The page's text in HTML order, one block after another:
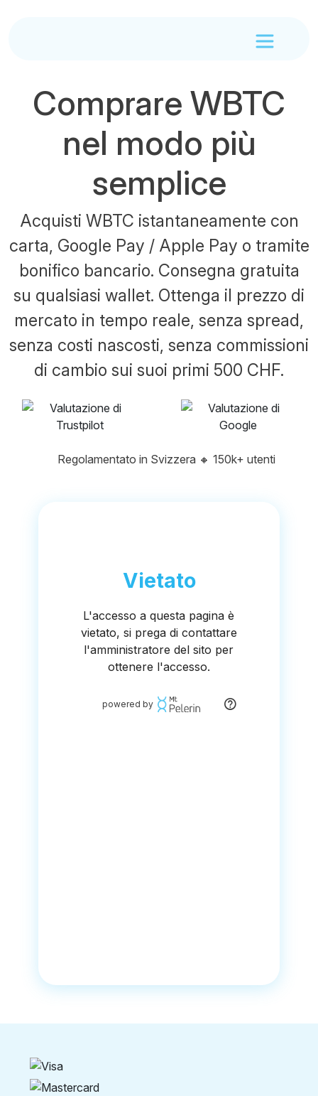
Comprare WBTC
nel modo più
semplice
Acquisti WBTC istantaneamente con
carta, Google Pay / Apple Pay o tramite
bonifico bancario. Consegna gratuita
su qualsiasi wallet. Ottenga il prezzo di
mercato in tempo reale, senza spread,
senza costi nascosti, senza commissioni
di cambio sui suoi primi 500 CHF.
Regolamentato in Svizzera 🔸 150k+ utenti